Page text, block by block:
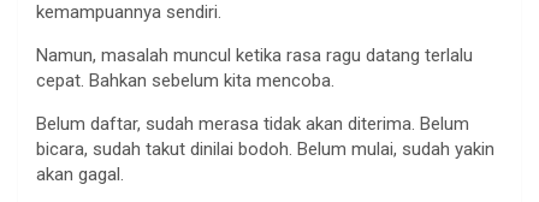
kemampuannya sendiri.
Namun, masalah muncul ketika rasa ragu datang terlalu
cepat. Bahkan sebelum kita mencoba.
Belum daftar, sudah merasa tidak akan diterima. Belum
bicara, sudah takut dinilai bodoh. Belum mulai, sudah yakin
akan gagal.